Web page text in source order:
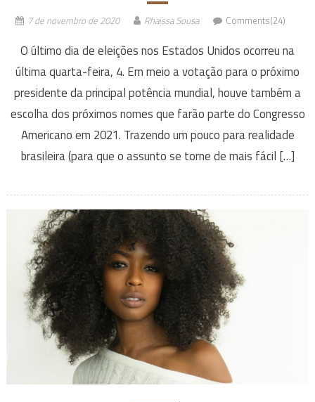
7 de novembro de 2020 Rhaíssa Sousa Comments(24)
O último dia de eleições nos Estados Unidos ocorreu na
última quarta-feira, 4. Em meio a votação para o próximo
presidente da principal potência mundial, houve também a
escolha dos próximos nomes que farão parte do Congresso
Americano em 2021. Trazendo um pouco para realidade
brasileira (para que o assunto se torne de mais fácil […]